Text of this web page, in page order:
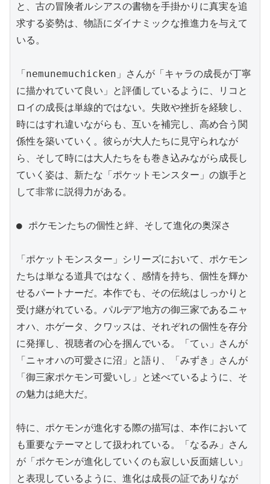
と、古の冒険者ルシアスの書物を手掛かりに真実を追
求する姿勢は、物語にダイナミックな推進力を与えて
いる。
「nemunemuchicken」さんが「キャラの成長が丁寧
に描かれていて良い」と評価しているように、リコと
ロイの成長は単線的ではない。失敗や挫折を経験し、
時にはすれ違いながらも、互いを補完し、高め合う関
係性を築いていく。彼らが大人たちに見守られなが
ら、そして時には大人たちをも巻き込みながら成長し
ていく姿は、新たな「ポケットモンスター」の旗手と
して非常に説得力がある。
● ポケモンたちの個性と絆、そして進化の奥深さ
「ポケットモンスター」シリーズにおいて、ポケモン
たちは単なる道具ではなく、感情を持ち、個性を輝か
せるパートナーだ。本作でも、その伝統はしっかりと
受け継がれている。パルデア地方の御三家であるニャ
オハ、ホゲータ、クワッスは、それぞれの個性を存分
に発揮し、視聴者の心を掴んでいる。「てぃ」さんが
「ニャオハの可愛さに沼」と語り、「みずき」さんが
「御三家ポケモン可愛いし」と述べているように、そ
の魅力は絶大だ。
特に、ポケモンが進化する際の描写は、本作において
も重要なテーマとして扱われている。「なるみ」さん
が「ポケモンが進化していくのも寂しい反面嬉しい」
と表現しているように、進化は成長の証でありなが